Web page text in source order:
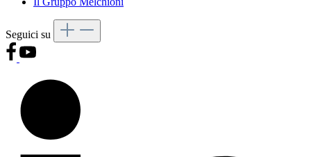
Seguici su